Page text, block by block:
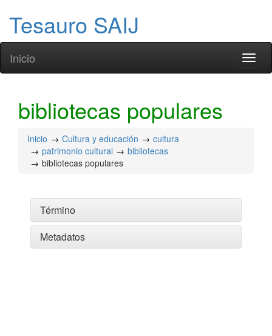
Tesauro SAIJ
Inicio
bibliotecas populares
Inicio Cultura y educación
cultura
patrimonio cultural
bibliotecas
bibliotecas populares
Término
Metadatos